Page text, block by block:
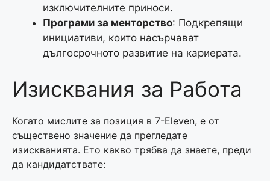
изключителните приноси.
Програми за менторство: Подкрепящи
инициативи, които насърчават
дългосрочното развитие на кариерата.
Изисквания за Работа
Когато мислите за позиция в 7-Eleven, е от
съществено значение да прегледате
изискванията. Ето какво трябва да знаете, преди
да кандидатствате: